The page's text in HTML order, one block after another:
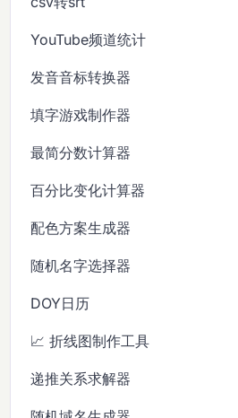
YouTube频道统计
发音音标转换器
填字游戏制作器
最简分数计算器
百分比变化计算器
配色方案生成器
随机名字选择器
DOY日历
📈 折线图制作工具
递推关系求解器